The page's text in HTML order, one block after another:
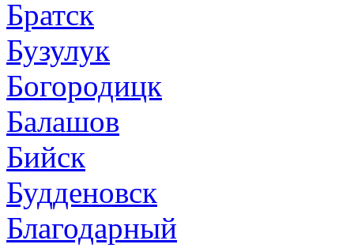
Братск
Бузулук
Богородицк
Балашов
Бийск
Будденовск
Благодарный